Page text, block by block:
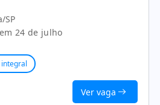
SP
24 de julho
Ver vaga